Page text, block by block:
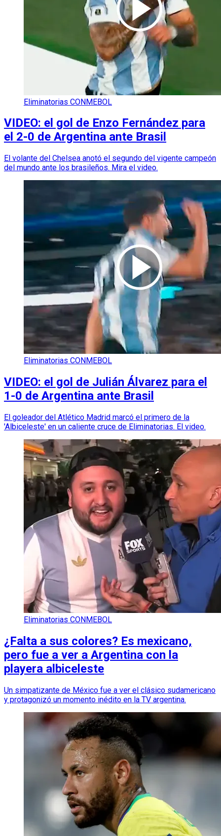
Eliminatorias CONMEBOL
VIDEO: el gol de Enzo Fernández para
el 2-0 de Argentina ante Brasil
El volante del Chelsea anotó el segundo del vigente campeón
del mundo ante los brasileños. Mira el video.
Eliminatorias CONMEBOL
VIDEO: el gol de Julián Álvarez para el
1-0 de Argentina ante Brasil
El goleador del Atlético Madrid marcó el primero de la
'Albiceleste' en un caliente cruce de Eliminatorias. El video.
Eliminatorias CONMEBOL
¿Falta a sus colores? Es mexicano,
pero fue a ver a Argentina con la
playera albiceleste
Un simpatizante de México fue a ver el clásico sudamericano
y protagonizó un momento inédito en la TV argentina.